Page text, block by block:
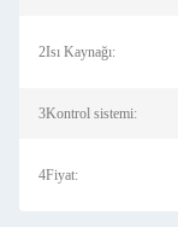
2Isı Kaynağı:
3Kontrol sistemi:
4Fiyat: